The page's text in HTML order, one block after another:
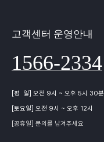
고객센터 운영안내
1566-2334
[평 일] 오전 9시 ~ 오후 5시 30분
[토요일] 오전 9시 ~ 오후 12시
[공휴일] 문의를 남겨주세요